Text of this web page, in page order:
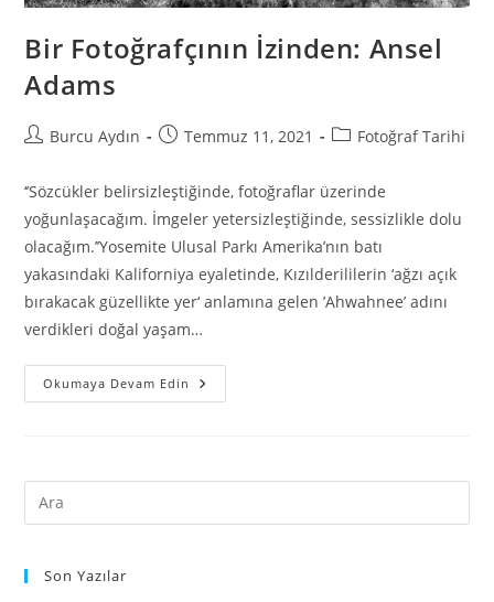
Bir Fotoğrafçının İzinden: Ansel
Adams
Burcu Aydın Temmuz 11, 2021 Fotoğraf Tarihi
‘’Sözcükler belirsizleştiğinde, fotoğraflar üzerinde
yoğunlaşacağım. İmgeler yetersizleştiğinde, sessizlikle dolu
olacağım.’’Yosemite Ulusal Parkı Amerika’nın batı
yakasındaki Kaliforniya eyaletinde, Kızılderililerin ‘ağzı açık
bırakacak güzellikte yer‘ anlamına gelen ’Ahwahnee’ adını
verdikleri doğal yaşam…
Okumaya Devam Edin
Son Yazılar